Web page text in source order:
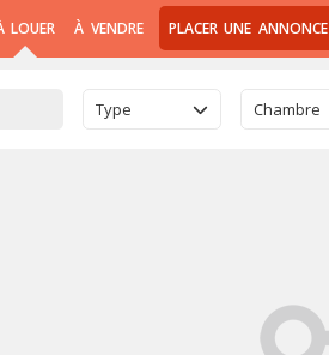
LOUER À VENDRE PLACER UNE ANNONCE
Type Chambre